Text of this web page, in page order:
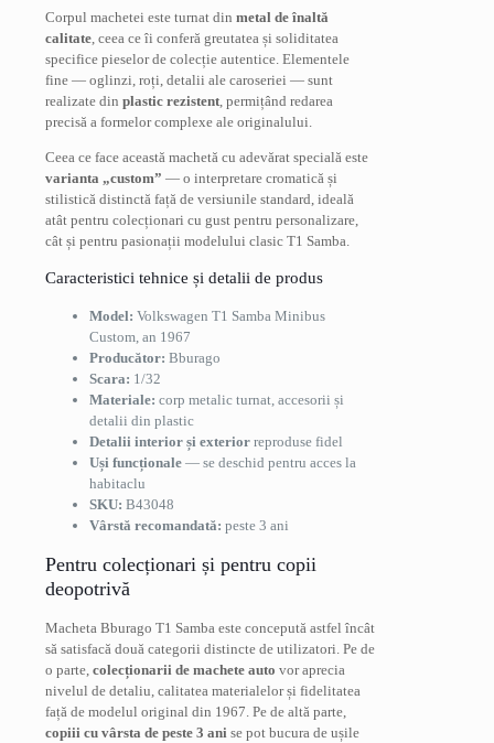
Corpul machetei este turnat din metal de înaltă
calitate , ceea ce îi conferă greutatea și soliditatea
specifice pieselor de colecție autentice. Elementele
fine — oglinzi, roți, detalii ale caroseriei — sunt
realizate din plastic rezistent , permițând redarea
precisă a formelor complexe ale originalului.
Ceea ce face această machetă cu adevărat specială este
varianta „custom” — o interpretare cromatică și
stilistică distinctă față de versiunile standard, ideală
atât pentru colecționari cu gust pentru personalizare,
cât și pentru pasionații modelului clasic T1 Samba.
Caracteristici tehnice și detalii de produs
Model: Volkswagen T1 Samba Minibus
Custom, an 1967
Producător: Bburago
Scara: 1/32
Materiale: corp metalic turnat, accesorii și
detalii din plastic
Detalii interior și exterior reproduse fidel
Uși funcționale — se deschid pentru acces la
habitaclu
SKU: B43048
Vârstă recomandată: peste 3 ani
Pentru colecționari și pentru copii
deopotrivă
Macheta Bburago T1 Samba este concepută astfel încât
să satisfacă două categorii distincte de utilizatori. Pe de
o parte, colecționarii de machete auto vor aprecia
nivelul de detaliu, calitatea materialelor și fidelitatea
față de modelul original din 1967. Pe de altă parte,
copiii cu vârsta de peste 3 ani se pot bucura de ușile